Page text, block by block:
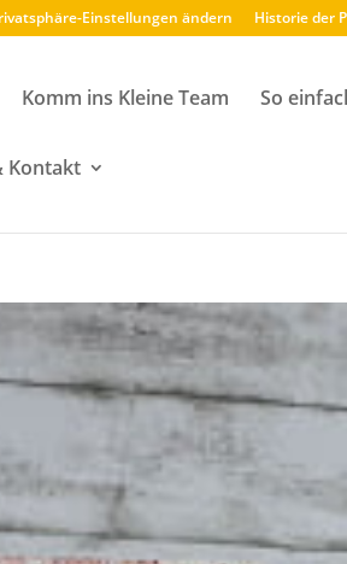
Einstellungen ändern Historie der
Komm ins Kleine Team So
Kontakt